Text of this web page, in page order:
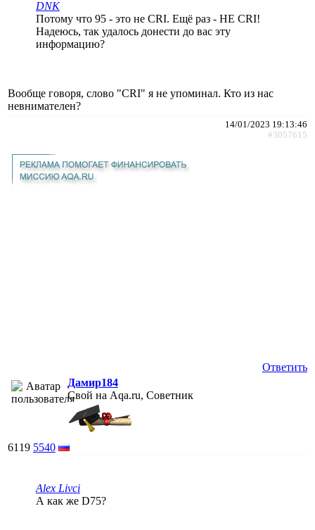
DNK
Потому что 95 - это не CRI. Ещё раз - НЕ CRI!
Надеюсь, так удалось донести до вас эту
информацию?
Вообще говоря, слово "CRI" я не упоминал. Кто из нас
невнимателен?
14/01/2023 19:13:46
#3057615
Ответить
Дамир184
Свой на Aqa.ru, Советник
6119 5540
Alex Livci
А как же D75?